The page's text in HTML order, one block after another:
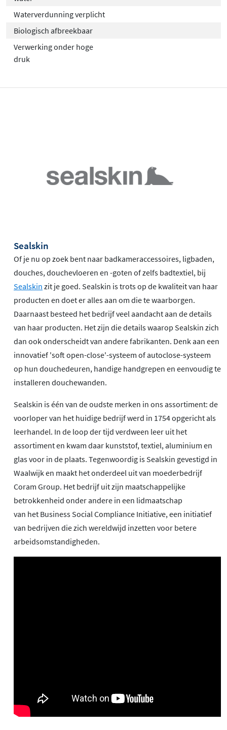
Waterverdunning verplicht
Biologisch afbreekbaar
Verwerking onder hoge
druk
Sealskin
Of je nu op zoek bent naar badkameraccessoires, ligbaden,
douches, douchevloeren en -goten of zelfs badtextiel, bij
Sealskin zit je goed. Sealskin is trots op de kwaliteit van haar
producten en doet er alles aan om die te waarborgen.
Daarnaast besteed het bedrijf veel aandacht aan de details
van haar producten. Het zijn die details waarop Sealskin zich
dan ook onderscheidt van andere fabrikanten. Denk aan een
innovatief 'soft open-close'-systeem of autoclose-systeem
op hun douchedeuren, handige handgrepen en eenvoudig te
installeren douchewanden.
Sealskin is één van de oudste merken in ons assortiment: de
voorloper van het huidige bedrijf werd in 1754 opgericht als
leerhandel. In de loop der tijd verdween leer uit het
assortiment en kwam daar kunststof, textiel, aluminium en
glas voor in de plaats. Tegenwoordig is Sealskin gevestigd in
Waalwijk en maakt het onderdeel uit van moederbedrijf
Coram Group. Het bedrijf uit zijn maatschappelijke
betrokkenheid onder andere in een lidmaatschap
van het Business Social Compliance Initiative, een initiatief
van bedrijven die zich wereldwijd inzetten voor betere
arbeidsomstandigheden.